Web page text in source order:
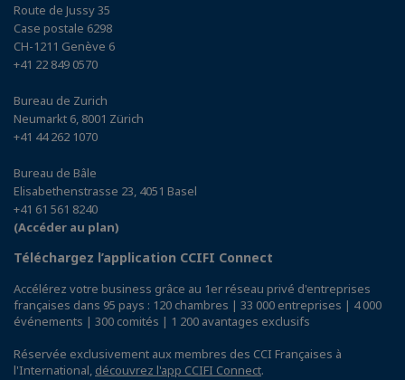
Route de Jussy 35
Case postale 6298
CH-1211 Genève 6
+41 22 849 0570
Bureau de Zurich
Neumarkt 6, 8001 Zürich
+41 44 262 1070
Bureau de Bâle
Elisabethenstrasse 23, 4051 Basel
+41 61 561 8240
(Accéder au plan)
Téléchargez l’application CCIFI Connect
Accélérez votre business grâce au 1er réseau privé d'entreprises
françaises dans 95 pays : 120 chambres | 33 000 entreprises | 4 000
événements | 300 comités | 1 200 avantages exclusifs
Réservée exclusivement aux membres des CCI Françaises à
l'International, découvrez l'app CCIFI Connect.